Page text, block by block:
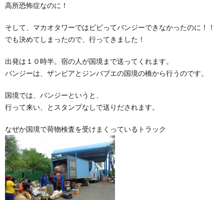
高所恐怖症なのに！
そして、マカオタワーではビビってバンジーできなかったのに！！
でも決めてしまったので、行ってきました！
出発は１０時半。宿の人が国境まで送ってくれます。
バンジーは、ザンビアとジンバブエの国境の橋から行うのです。
国境では、バンジーというと、
行って来い、とスタンプなしで送りだされます。
なぜか国境で荷物検査を受けまくっているトラック